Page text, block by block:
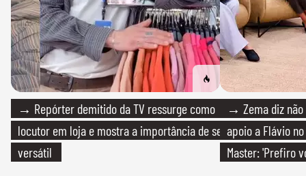
→ Repórter demitido da TV ressurge como
locutor em loja e mostra a importância de ser
versátil
→ Zema diz
apoio a Flávio
Master: 'Prefiro